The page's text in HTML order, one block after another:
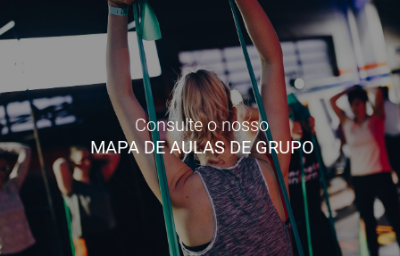
Consulte o nosso
MAPA DE AULAS DE GRUPO